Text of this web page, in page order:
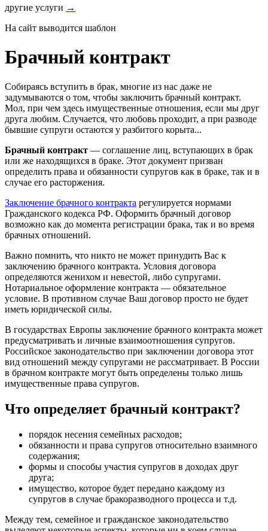
другие услуги →
На сайт выводится шаблон
Брачный контракт
Собираясь вступить в брак, многие из нас даже не
задумываются о том, чтобы заключить брачный контракт.
Мол, при чем здесь имущественные отношения, если мы друг
друга любим. Случается, что любовь проходит, а при разводе
бывшие супруги остаются у разбитого корыта...
Брачный контракт — соглашение лиц, вступающих в брак
или же находящихся в браке. Этот документ призван
определить права и обязанности супругов как в браке, так и в
случае его расторжения.
Заключение брачного контракта регулируется нормами
Гражданского кодекса РФ. Оформить брачный договор
возможно как до момента регистрации брака, так и во время
брачных отношений.
Важно помнить, что никто не может принудить Вас к
заключению брачного контракта. Условия договора
определяются женихом и невестой, либо супругами.
Нотариальное оформление контракта — обязательное
условие. В противном случае Ваш договор просто не будет
иметь юридической силы.
В государствах Европы заключение брачного контракта может
предусматривать и личные взаимоотношения супругов.
Российское законодательство при заключении договора этот
вид отношений между супругами не рассматривает. В России
в брачном контракте могут быть определены только лишь
имущественные права супругов.
Что определяет брачный контракт?
порядок несения семейных расходов;
обязанности и права супругов относительно взаимного
содержания;
формы и способы участия супругов в доходах друг
друга;
имущество, которое будет передано каждому из
супругов в случае бракоразводного процесса и т.д.
Между тем, семейное и гражданское законодательство